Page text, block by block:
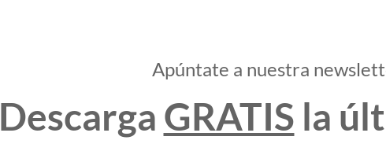
especializados y restaurantes con numerosas propuestas
entre otros.
redonda, el Gerente de la D.O. Ribera del Guadiana, Francisco Javier
para mejorar la percepción del consumidor sobre los vinos y la
la destacada trayectoria desarrollada por la Ruta en los últimos meses,
de Badajoz”. Una trayectoria que ha culminado con la
Club de Producto Rutas del Vino de España, de la Asociación de
Apúntate a nuestra
Descarga GRATIS la